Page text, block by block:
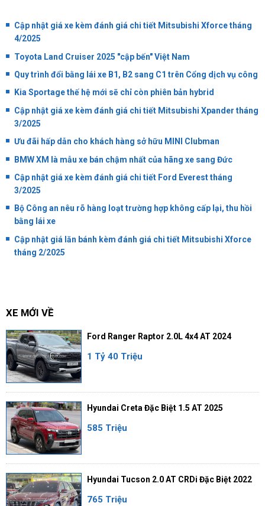
Cập nhật giá xe kèm đánh giá chi tiết Mitsubishi Xforce tháng
4/2025
Toyota Land Cruiser 2025 "cập bến" Việt Nam
Quy trình đổi bằng lái xe B1, B2 sang C1 trên Cổng dịch vụ công
Kia Sportage thế hệ mới sẽ chỉ còn phiên bản hybrid
Cập nhật giá xe kèm đánh giá chi tiết Mitsubishi Xpander tháng
3/2025
Ưu đãi hấp dẫn cho khách hàng sở hữu MINI Clubman
BMW XM là mẫu xe bán chậm nhất của hãng xe sang Đức
Cập nhật giá xe kèm đánh giá chi tiết Ford Everest tháng
3/2025
Bộ Công an nêu rõ hàng loạt trường hợp không cấp lại, thu hồi
bằng lái xe
Cập nhật giá lăn bánh kèm đánh giá chi tiết Mitsubishi Xforce
tháng 2/2025
XE MỚI VỀ
Ford Ranger Raptor 2.0L 4x4 AT 2024
1 Tỷ 40 Triệu
Hyundai Creta Đặc Biệt 1.5 AT 2025
585 Triệu
Hyundai Tucson 2.0 AT CRDi Đặc Biệt 2022
765 Triệu